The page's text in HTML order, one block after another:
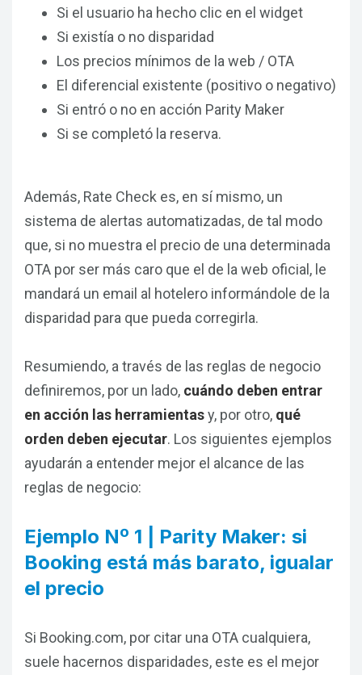
Si el usuario ha hecho clic en el widget
Si existía o no disparidad
Los precios mínimos de la web / OTA
El diferencial existente (positivo o negativo)
Si entró o no en acción Parity Maker
Si se completó la reserva.
Además, Rate Check es, en sí mismo, un
sistema de alertas automatizadas, de tal modo
que, si no muestra el precio de una determinada
OTA por ser más caro que el de la web oficial, le
mandará un email al hotelero informándole de la
disparidad para que pueda corregirla.
Resumiendo, a través de las reglas de negocio
definiremos, por un lado, cuándo deben entrar
en acción las herramientasy, por otro, qué
orden deben ejecutar. Los siguientes ejemplos
ayudarán a entender mejor el alcance de las
reglas de negocio:
Ejemplo Nº 1 | Parity Maker: si
Booking está más barato, igualar
el precio
Si Booking.com, por citar una OTA cualquiera,
suele hacernos disparidades, este es el mejor